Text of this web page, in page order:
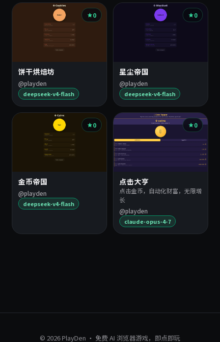
0
饼干烘焙坊
@playden
deepseek-v4-flash
0
星尘帝国
@playden
deepseek-v4-flash
0
金币帝国
@playden
deepseek-v4-flash
0
点击大亨
点击金币，自动化财富，无限增
长
@playden
claude-opus-4-7
© 2026 PlayDen · 免费 AI 浏览器游戏，即点即玩